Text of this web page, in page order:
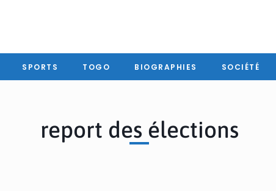
SPORTS TOGO BIOGRAPHIES SOCIÉTÉ
report des élections